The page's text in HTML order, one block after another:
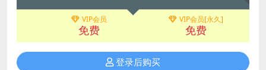
VIP会员
免费
VIP会员[永久]
免费
登录后购买